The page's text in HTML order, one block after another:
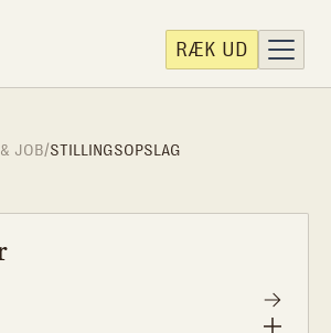
RÆK UD
JOB/STILLINGSOPSLAG